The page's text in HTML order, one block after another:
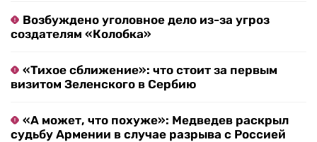
Возбуждено уголовное дело из-за угроз
создателям «Колобка»
«Тихое сближение»: что стоит за первым
визитом Зеленского в Сербию
«А может, что похуже»: Медведев раскрыл
судьбу Армении в случае разрыва с Россией